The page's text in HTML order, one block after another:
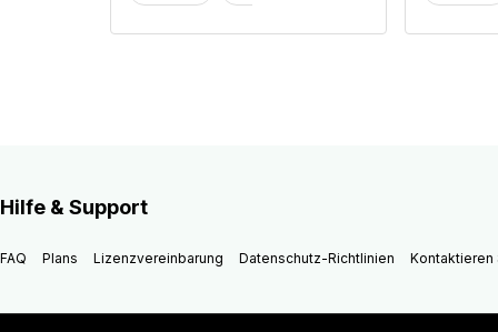
Hilfe & Support
FAQ Plans Lizenzvereinbarung Datenschutz-Richtlinien Kontaktieren